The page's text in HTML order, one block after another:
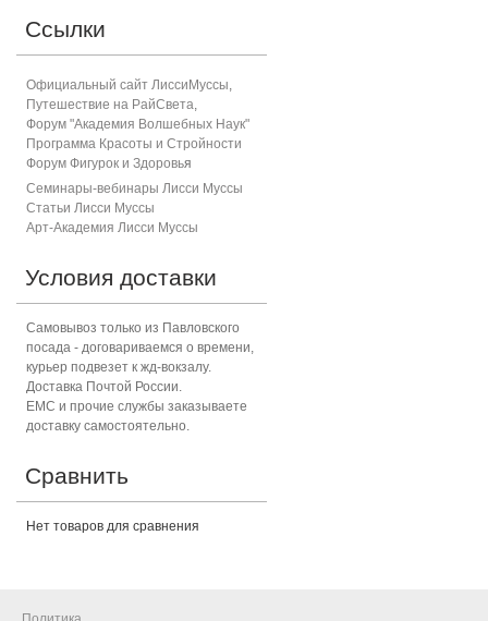
Ссылки
Официальный сайт ЛиссиМуссы,
Путешествие на РайСвета,
Форум "Академия Волшебных Наук"
Программа Красоты и Стройности
Форум Фигурок и Здоровья
Семинары-вебинары Лисси Муссы
Статьи Лисси Муссы
Арт-Академия Лисси Муссы
Условия доставки
Самовывоз только из Павловского
посада - договариваемся о времени,
курьер подвезет к жд-вокзалу.
Доставка Почтой России.
ЕМС и прочие службы заказываете
доставку самостоятельно.
Сравнить
Нет товаров для сравнения